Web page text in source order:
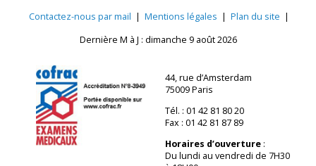
Contactez-nous par mail | Mentions légales | Plan du site |
Dernière M à J : dimanche 9 août 2026
44, rue d’Amsterdam
75009 Paris
Tél. : 01 42 81 80 20
Fax : 01 42 81 87 89
Horaires d’ouverture:
Du lundi au vendredi de 7H30